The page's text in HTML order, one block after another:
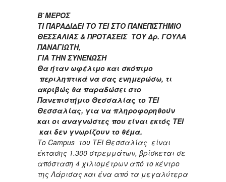
Β΄ΜΕΡΟΣ
ΤΙ ΠΑΡΑΔΙΔΕΙ ΤΟ ΤΕΙ ΣΤΟ ΠΑΝΕΠΙΣΤΗΜΙΟ
ΘΕΣΣΑΛΙΑΣ & ΠΡΟΤΑΣΕΙΣ ΤΟΥ Δρ. ΓΟΥΛΑ
ΠΑΝΑΓΙΩΤΗ,
ΓΙΑ ΤΗΝ ΣΥΝΕΝΩΣΗ
Θα ήταν ωφέλιμο και σκόπιμο
περιληπτικά να σας ενημερώσω, τι
ακριβώς θα παραδώσει στο
Πανεπιστήμιο Θεσσαλίας το ΤΕΙ
Θεσσαλίας, για να πληροφορηθούν
και οι αναγνώστες που είναι εκτός ΤΕΙ
και δεν γνωρίζουν το θέμα.
Το Campus του ΤΕΙ Θεσσαλίας είναι
έκτασης 1.300 στρεμμάτων, βρίσκεται σε
απόσταση 4 χιλιομέτρων από το κέντρο
της Λάρισας και ένα από τα μεγαλύτερα